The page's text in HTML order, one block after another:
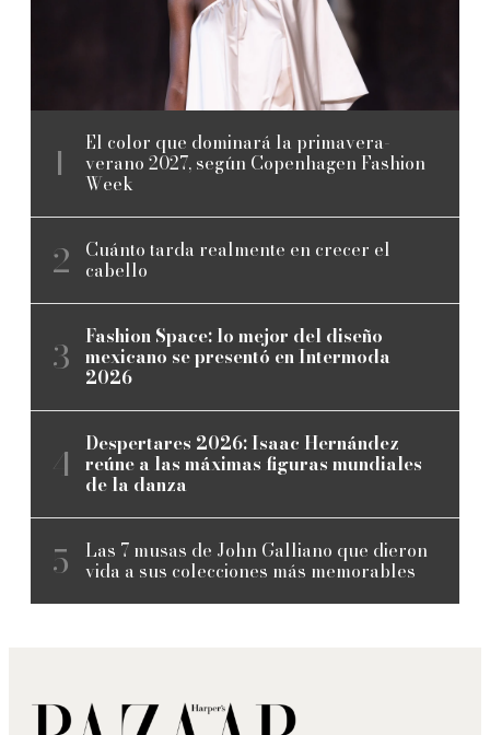
El color que dominará la primavera-
verano 2027, según Copenhagen Fashion
Week
Cuánto tarda realmente en crecer el
cabello
Fashion Space: lo mejor del diseño
mexicano se presentó en Intermoda
2026
Despertares 2026: Isaac Hernández
reúne a las máximas figuras mundiales
de la danza
Las 7 musas de John Galliano que dieron
vida a sus colecciones más memorables